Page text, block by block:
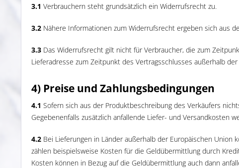
3.1 Verbrauchern steht grundsätzlich ein Widerrufsrecht zu.
3.2 Nähere Informationen zum Widerrufsrecht ergeben sich aus
3.3 Das Widerrufsrecht gilt nicht für Verbraucher, die zum
Lieferadresse zum Zeitpunkt des Vertragsschlusses außerhalb
4) Preise und Zahlungsbedingungen
4.1 Sofern sich aus der Produktbeschreibung des Verkäufers
Gegebenenfalls zusätzlich anfallende Liefer- und Versandkosten
4.2 Bei Lieferungen in Länder außerhalb der Europäischen
zählen beispielsweise Kosten für die Geldübermittlung durch
Kosten können in Bezug auf die Geldübermittlung auch dann